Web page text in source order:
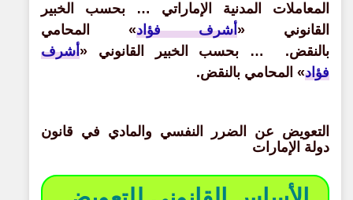
المعاملات المدنية الإماراتي
… بحسب الخبير
القانوني «أشرف فؤاد» المحامي
بالنقض.
… بحسب الخبير القانوني «أشرف
فؤاد» المحامي بالنقض.
التعويض عن الضرر النفسي والمادي في قانون
دولة الإمارات